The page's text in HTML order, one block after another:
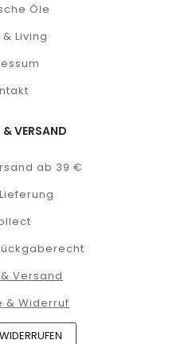
Öle
Living
VERSAND
ab 39 €
Versand
& Widerruf